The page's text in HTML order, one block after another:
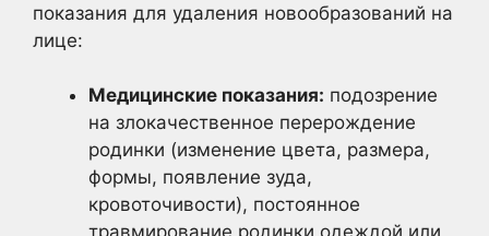
показания для удаления новообразований на
лице:
Медицинские показания: подозрение
на злокачественное перерождение
родинки (изменение цвета, размера,
формы, появление зуда,
кровоточивости), постоянное
травмирование родинки одеждой или